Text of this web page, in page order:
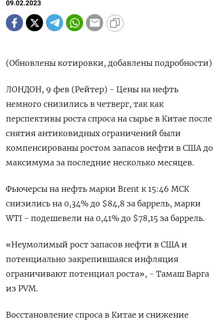
09.02.2023
(Обновлены котировки, добавлены подробности)
ЛОНДОН, 9 фев (Рейтер) - Цены на нефть
немного снизились в четверг, так как
перспективы роста спроса на сырье в Китае после
снятия антиковидных ограничений были
компенсированы ростом запасов нефти в США до
максимума за последние несколько месяцев.
Фьючерсы на нефть марки Brent к 15:46 МСК
снизились на 0,34% до $84,8 за баррель, марки
WTI - подешевели на 0,41% до $78,15 за баррель.
«Неумолимый рост запасов нефти в США и
потенциально закрепившаяся инфляция
ограничивают потенциал роста», - Тамаш Варга
из PVM.
Восстановление спроса в Китае и снижение